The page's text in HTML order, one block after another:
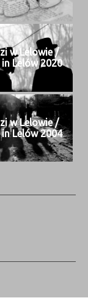
w Lelowie /
Lelów 2020
w Lelowie /
Lelów 2004